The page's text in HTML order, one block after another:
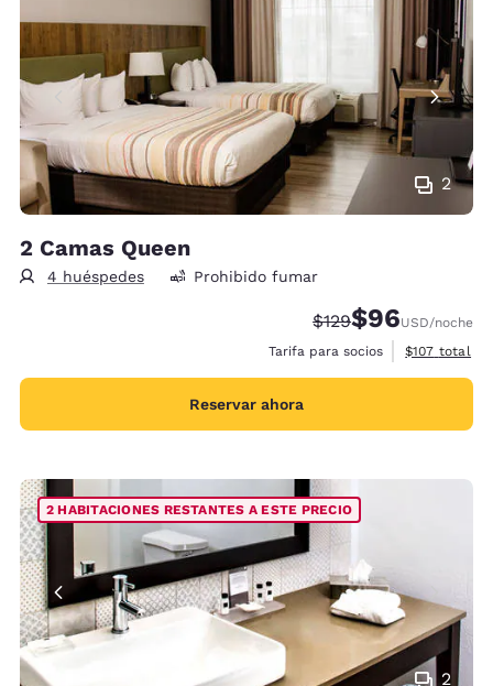
2
2 Camas Queen
4 huéspedes Prohibido fumar
Precio tachado:
$129Precio con
$96USD/noche
Tarifa para socios
Ver detalles
$107 total
Reservar ahora
2
2 HABITACIONES RESTANTES A ESTE PRECIO